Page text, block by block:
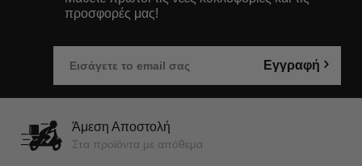
προσφορές μας!
Εγγραφή
Άμεση Αποστολή
Στα προϊόντα με απόθεμα